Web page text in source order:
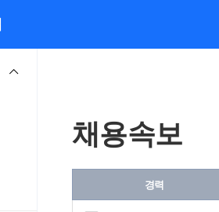
채용속보
경력